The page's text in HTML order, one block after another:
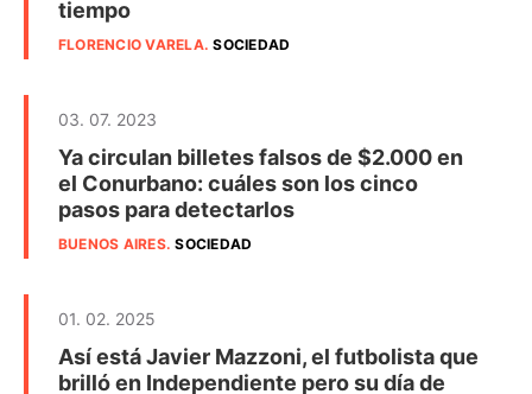
tiempo
FLORENCIO VARELA.SOCIEDAD
03. 07. 2023
Ya circulan billetes falsos de $2.000 en
el Conurbano: cuáles son los cinco
pasos para detectarlos
BUENOS AIRES.SOCIEDAD
01. 02. 2025
Así está Javier Mazzoni, el futbolista que
brilló en Independiente pero su día de